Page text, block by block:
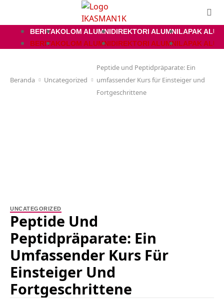
BERITAKOLOM ALUMNIDIREKTORI ALUMNILAPAK
BERITAKOLOM ALUMNIDIREKTORI ALUMNILAPAK
Beranda Uncategorized
Peptide und Peptidpräparate: Ein
umfassender Kurs für Einsteiger und
Fortgeschrittene
UNCATEGORIZED
Peptide Und
Peptidpräparate: Ein
Umfassender Kurs Für
Einsteiger Und
Fortgeschrittene